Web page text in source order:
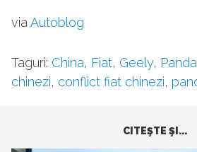
via Autoblog
Taguri: China, Fiat, Geely, Panda
chinezi, conflict fiat chinezi,
CITEŞTE ŞI...